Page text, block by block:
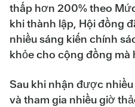
thấp hơn 200% theo
khi thành lập, Hội đồng
nhiều sáng kiến chính
khỏe cho cộng đồng mà
Sau khi nhận được
và tham gia nhiều giờ